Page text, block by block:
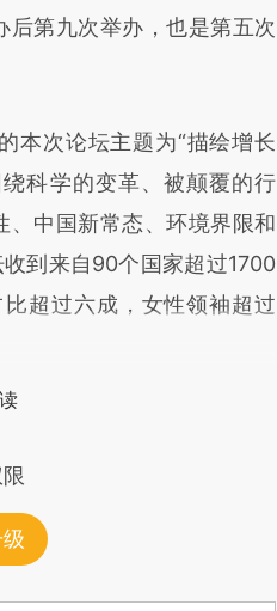
后第九次举办，也是第五次
次论坛主题为“描绘增长
科学的变革、被颠覆的行
、中国新常态、环境界限和
到来自90个国家超过1700
超过六成，女性领袖超过